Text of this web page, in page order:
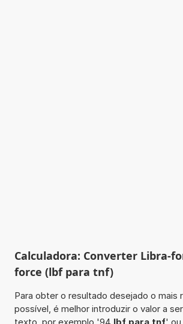
Calculadora: Converter Libra-
force (lbf para tnf)
Para obter o resultado desejado o mais
possível, é melhor introduzir o valor a
texto, por exemplo '94 lbf para tnf' ou